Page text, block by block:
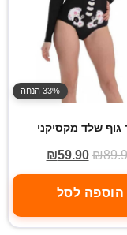
33% הנחה
גוף שלד מקסיקני
₪
₪59.90
הוספה לסל